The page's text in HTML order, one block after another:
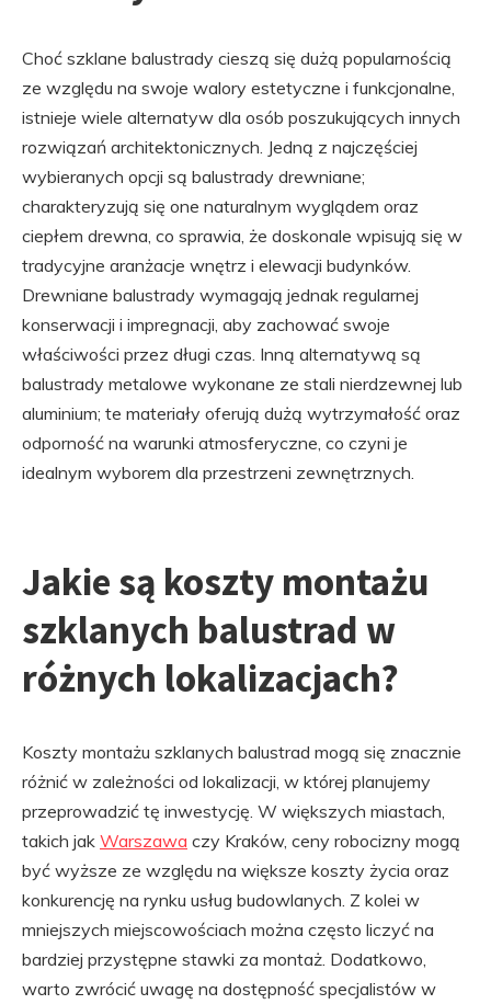
Choć szklane balustrady cieszą się dużą popularnością
ze względu na swoje walory estetyczne i funkcjonalne,
istnieje wiele alternatyw dla osób poszukujących innych
rozwiązań architektonicznych. Jedną z najczęściej
wybieranych opcji są balustrady drewniane;
charakteryzują się one naturalnym wyglądem oraz
ciepłem drewna, co sprawia, że doskonale wpisują się w
tradycyjne aranżacje wnętrz i elewacji budynków.
Drewniane balustrady wymagają jednak regularnej
konserwacji i impregnacji, aby zachować swoje
właściwości przez długi czas. Inną alternatywą są
balustrady metalowe wykonane ze stali nierdzewnej lub
aluminium; te materiały oferują dużą wytrzymałość oraz
odporność na warunki atmosferyczne, co czyni je
idealnym wyborem dla przestrzeni zewnętrznych.
Jakie są koszty montażu
szklanych balustrad w
różnych lokalizacjach?
Koszty montażu szklanych balustrad mogą się znacznie
różnić w zależności od lokalizacji, w której planujemy
przeprowadzić tę inwestycję. W większych miastach,
takich jak Warszawa czy Kraków, ceny robocizny mogą
być wyższe ze względu na większe koszty życia oraz
konkurencję na rynku usług budowlanych. Z kolei w
mniejszych miejscowościach można często liczyć na
bardziej przystępne stawki za montaż. Dodatkowo,
warto zwrócić uwagę na dostępność specjalistów w